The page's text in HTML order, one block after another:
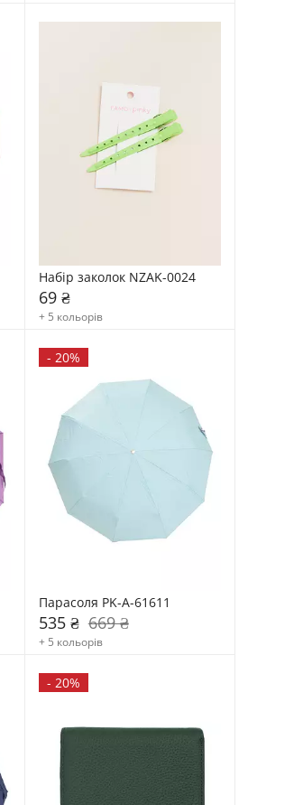
Набір заколок NZAK-0024
69 ₴
+ 5 кольорів
- 20%
Парасоля PK-A-61611
535 ₴ 669 ₴
+ 5 кольорів
- 20%